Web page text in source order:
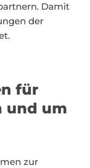
Damit
der
für
und um
zur